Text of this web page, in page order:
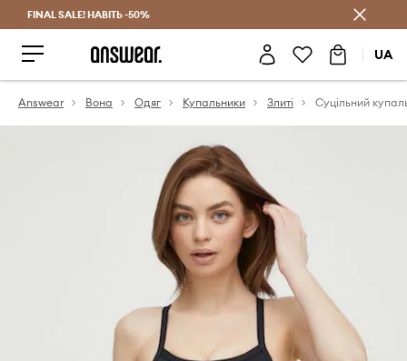
Заощаджуй з Answear Club
FINAL SALE! НАВІТЬ -50%
UA
Answear Вона Одяг Купальники Злиті Суцільний